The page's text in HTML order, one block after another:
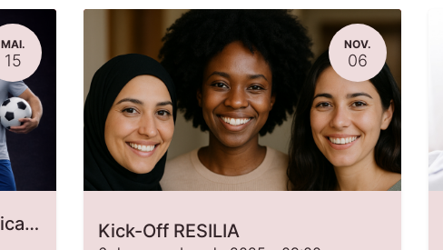
MAI.
15
II Seminário de Educação Física, Desporto e Saúde
NOV.
06
Kick-Off RESILIA